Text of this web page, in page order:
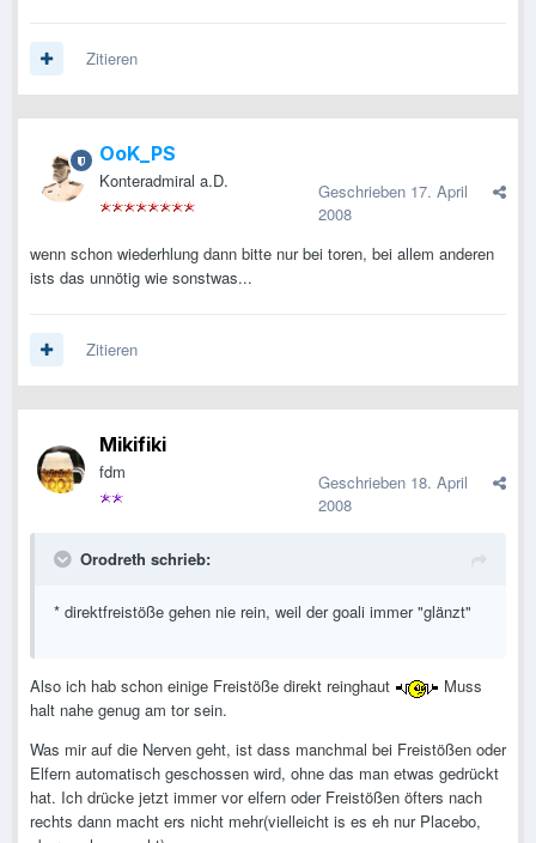
Zitieren
OoK_PS
Konteradmiral a.D. Geschrieben 17. April
2008
wenn schon wiederhlung dann bitte nur bei toren, bei allem anderen
ists das unnötig wie sonstwas...
Zitieren
Mikifiki
fdm Geschrieben 18. April
2008
Orodreth schrieb:
* direktfreistöße gehen nie rein, weil der goali immer "glänzt"
Also ich hab schon einige Freistöße direkt reinghaut
Muss
halt nahe genug am tor sein.
Was mir auf die Nerven geht, ist dass manchmal bei Freistößen oder
Elfern automatisch geschossen wird, ohne das man etwas gedrückt
hat. Ich drücke jetzt immer vor elfern oder Freistößen öfters nach
rechts dann macht ers nicht mehr(vielleicht is es eh nur Placebo,